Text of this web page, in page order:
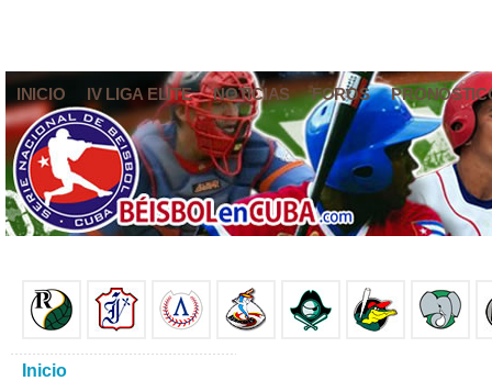
INICIO IV LIGA ELITE NOTICIAS FOROS
Inicio